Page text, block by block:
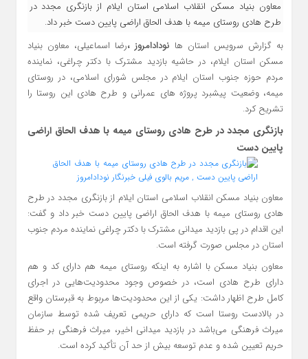
معاون بنیاد مسکن انقلاب اسلامی استان ایلام از بازنگری مجدد در
طرح هادی روستای میمه با هدف الحاق اراضی پایین‌ دست خبر داد.
به گزارش سرویس استان ها نودادامروز ،رضا اسماعیلی، معاون بنیاد
مسکن استان ایلام، در حاشیه بازدید مشترک با دکتر چراغی، نماینده
مردم حوزه جنوب استان ایلام در مجلس شورای اسلامی، در روستای
میمه، وضعیت پیشبرد پروژه‌ های عمرانی و طرح هادی این روستا را
تشریح کرد.
بازنگری مجدد در طرح هادی روستای میمه با هدف الحاق اراضی
پایین‌ دست
معاون بنیاد مسکن انقلاب اسلامی استان ایلام از بازنگری مجدد در طرح
هادی روستای میمه با هدف الحاق اراضی پایین‌ دست خبر داد و گفت:
این اقدام در پی بازدید میدانی مشترک با دکتر چراغی نماینده مردم جنوب
استان در مجلس صورت گرفته است.
معاون بنیاد مسکن با اشاره به اینکه روستای میمه هم دارای کد و هم
دارای طرح هادی است، در خصوص وجود محدودیت‌هایی در اجرای
کامل طرح اظهار داشت: یکی از این محدودیت‌ها مربوط به قبرستان واقع
در بالادست روستا است که دارای حریمی تعریف‌ شده توسط سازمان
میراث فرهنگی می‌باشد در بازدید میدانی اخیر، میراث فرهنگی بر حفظ
حریم تعیین‌ شده و عدم توسعه بیش از حد آن تأکید کرده است.